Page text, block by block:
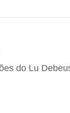
do Lu